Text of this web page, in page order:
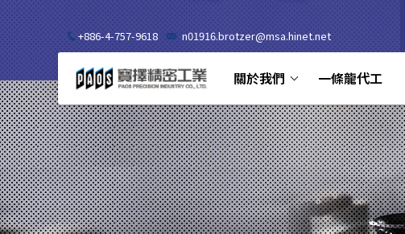
+886-4-757-9618 n01916.brotzer@msa.hinet.net
關於我們 一條龍代工